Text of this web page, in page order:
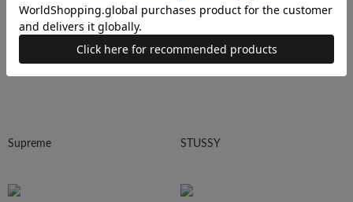
Ralph Lauren HUMAN MADE
Supreme STUSSY